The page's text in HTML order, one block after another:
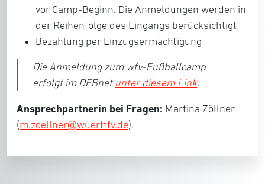
vor Camp-Beginn. Die Anmeldungen werden in
der Reihenfolge des Eingangs berücksichtigt
Bezahlung per Einzugsermächtigung
Die Anmeldung zum wfv-Fußballcamp
erfolgt im DFBnet unter diesem Link.
Ansprechpartnerin bei Fragen: Martina Zöllner
(m.zoellner@wuerttfv.de).